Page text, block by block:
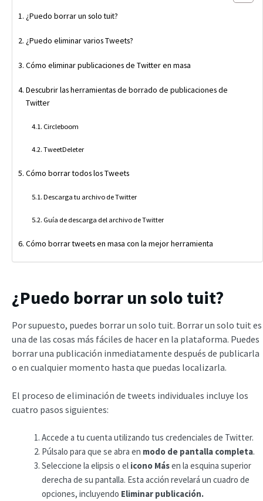
¿Puedo borrar un solo tuit?
¿Puedo eliminar varios Tweets?
Cómo eliminar publicaciones de Twitter en masa
Descubrir las herramientas de borrado de publicaciones de
Twitter
Circleboom
TweetDeleter
Cómo borrar todos los Tweets
Descarga tu archivo de Twitter
Guía de descarga del archivo de Twitter
Cómo borrar tweets en masa con la mejor herramienta
¿Puedo borrar un solo tuit?
Por supuesto, puedes borrar un solo tuit. Borrar un solo tuit es
una de las cosas más fáciles de hacer en la plataforma. Puedes
borrar una publicación inmediatamente después de publicarla
o en cualquier momento hasta que puedas localizarla.
El proceso de eliminación de tweets individuales incluye los
cuatro pasos siguientes:
Accede a tu cuenta utilizando tus credenciales de Twitter.
Púlsalo para que se abra en modo de pantalla completa.
Seleccione la elipsis o el icono Másen la esquina superior
derecha de su pantalla. Esta acción revelará un cuadro de
opciones, incluyendo Eliminar publicación.